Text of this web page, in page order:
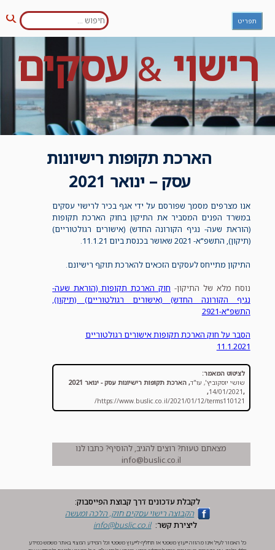
Skip
content
חפש: תפריט
רישוי&עסקים
הארכת תקופות רישיונות
עסק – ינואר 2021
אנו מצרפים מסמך שפורסם על ידי אגף בכיר לרישוי עסקים
במשרד הפנים המסביר את התיקון בחוק הארכת תקופות
(הוראת שעה- נגיף הקורונה החדש) (אישורים רגולטוריים)
(תיקון), התשפ"א- 2021 שאושר בכנסת ביום 11.1.21.
התיקון מתייחס לעסקים הזכאים להארכת תוקף רישיונם.
נוסח מלא של התיקון- חוק הארכת תקופות (הוראת שעה-
נגיף הקורונה החדש) (אישורים רגולטוריים) (תיקון),
התשפ"א-2921
הסבר על חוק הארכת תקופות אישורים רגולטוריים
11.1.2021
לציטוט המאמר:
שושי יוסקוביץ', עו"ד, הארכת תקופות רישיונות עסק - ינואר 2021
,
14/01/2021
,
https://www.buslic.co.il/2021/01/12/terms110121/
מצאתם טעות? רוצים להגיב, להוסיף? כתבו לנו
info@buslic.co.il
לקבלת עדכונים דרך קבוצת הפייסבוק:
הקבוצה ‏רישוי עסקים חוק, הלכה ומעשה‏
ליצירת קשר: info@buslic.co.il
כל האמור לעיל אינו מהווה ייעוץ משפטי או תחליף לייעוץ משפטי וכל המידע המצוי באתר משמש כמידע